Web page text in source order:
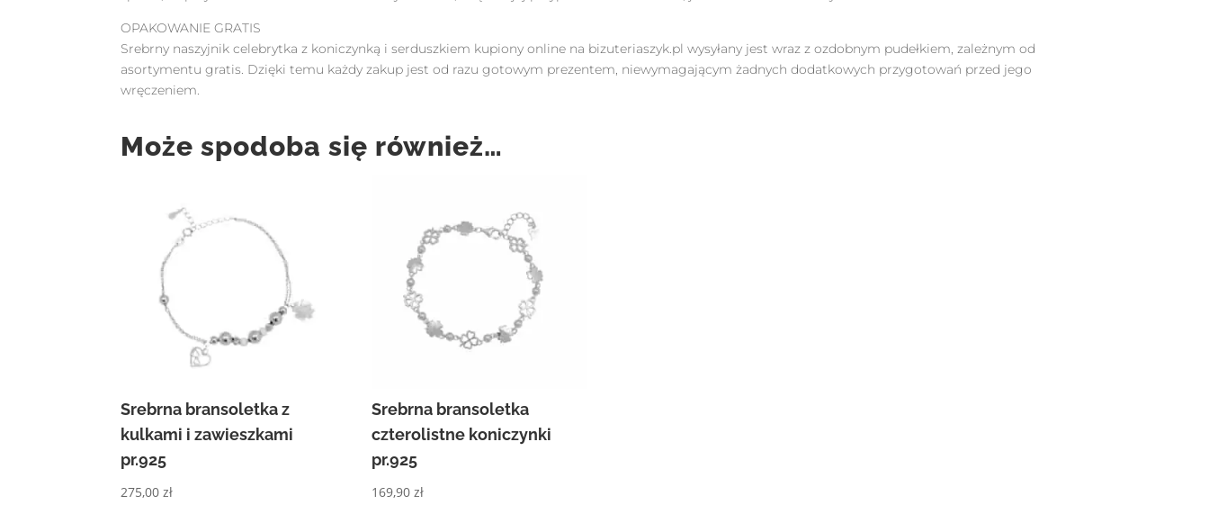
OPAKOWANIE GRATIS
Srebrny naszyjnik celebrytka z koniczynką i serduszkiem kupiony online na bizuteriaszyk.pl wysyłany jest wraz z ozdobnym pudełkiem, zależnym od
asortymentu gratis. Dzięki temu każdy zakup jest od razu gotowym prezentem, niewymagającym żadnych dodatkowych przygotowań przed jego
wręczeniem.
Może spodoba się również…
Srebrna bransoletka z
kulkami i zawieszkami
pr.925
275,00zł
Srebrna bransoletka
czterolistne koniczynki
pr.925
169,90zł